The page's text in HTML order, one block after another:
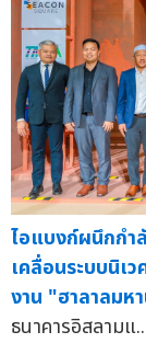
ไอแบงก์ผนึกกำ
เคลื่อนระบบนิเ
งาน "ฮาลาลมห
ธนาคารอิสลามแ